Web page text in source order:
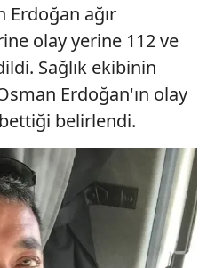
Erdoğan ağır
olay yerine 112 ve
Sağlık ekibinin
Erdoğan'ın olay
belirlendi.